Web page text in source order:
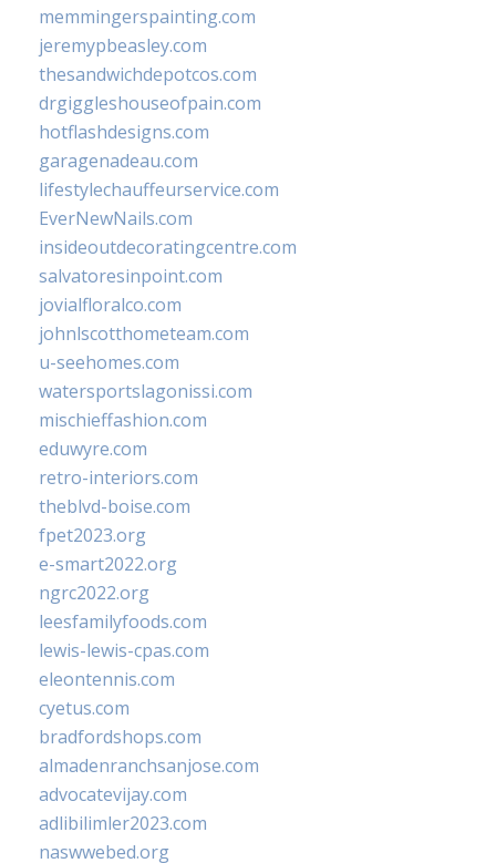
memmingerspainting.com
jeremypbeasley.com
thesandwichdepotcos.com
drgiggleshouseofpain.com
hotflashdesigns.com
garagenadeau.com
lifestylechauffeurservice.com
EverNewNails.com
insideoutdecoratingcentre.com
salvatoresinpoint.com
jovialfloralco.com
johnlscotthometeam.com
u-seehomes.com
watersportslagonissi.com
mischieffashion.com
eduwyre.com
retro-interiors.com
theblvd-boise.com
fpet2023.org
e-smart2022.org
ngrc2022.org
leesfamilyfoods.com
lewis-lewis-cpas.com
eleontennis.com
cyetus.com
bradfordshops.com
almadenranchsanjose.com
advocatevijay.com
adlibilimler2023.com
naswwebed.org